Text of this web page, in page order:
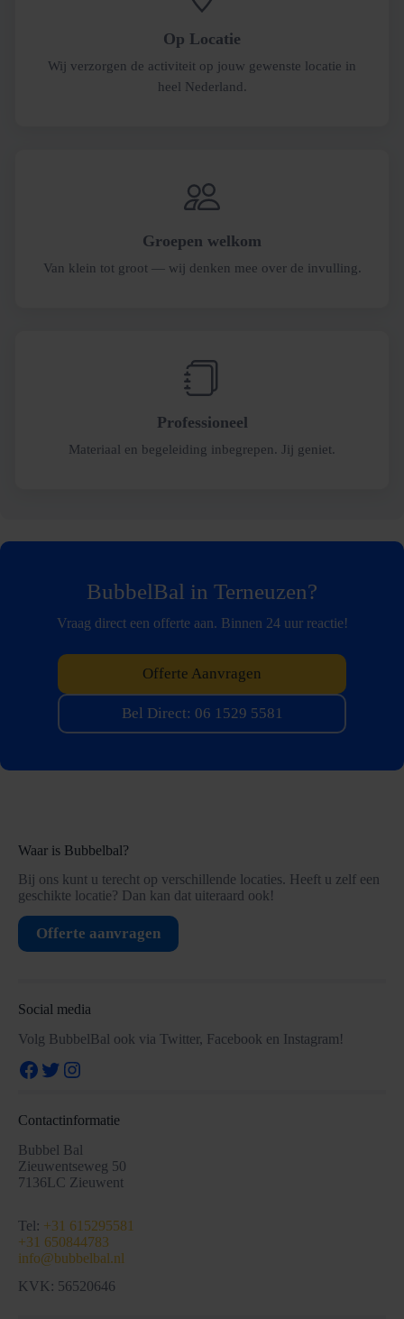
Op Locatie
Wij verzorgen de activiteit op jouw gewenste locatie in
heel Nederland.
Groepen welkom
Van klein tot groot — wij denken mee over de invulling.
Professioneel
Materiaal en begeleiding inbegrepen. Jij geniet.
BubbelBal in Terneuzen?
Vraag direct een offerte aan. Binnen 24 uur reactie!
Offerte Aanvragen
Bel Direct: 06 1529 5581
Waar is Bubbelbal?
Bij ons kunt u terecht op verschillende locaties. Heeft u zelf een
geschikte locatie? Dan kan dat uiteraard ook!
Offerte aanvragen
Social media
Volg BubbelBal ook via Twitter, Facebook en Instagram!
Facebook
Twitter
Instagram
Contactinformatie
Bubbel Bal
Zieuwentseweg 50
7136LC Zieuwent
Tel: +31 615295581
+31 650844783
info@bubbelbal.nl
KVK: 56520646